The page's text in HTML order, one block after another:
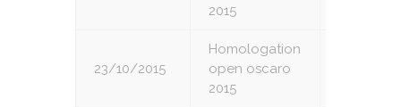
2015
23/10/2015
Homologation
open oscaro
2015